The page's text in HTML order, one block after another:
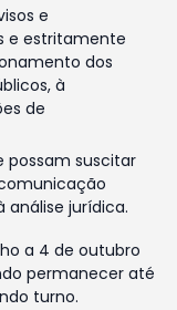
e
e estritamente
dos
à
de
possam suscitar
análise jurídica.
a 4 de outubro
permanecer até
turno.